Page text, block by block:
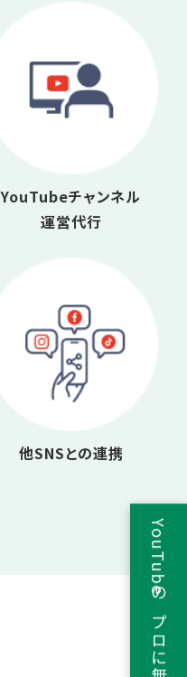
YouTubeチャンネル
運営代行
他SNSとの連携
YouTubeのプロに無料相談